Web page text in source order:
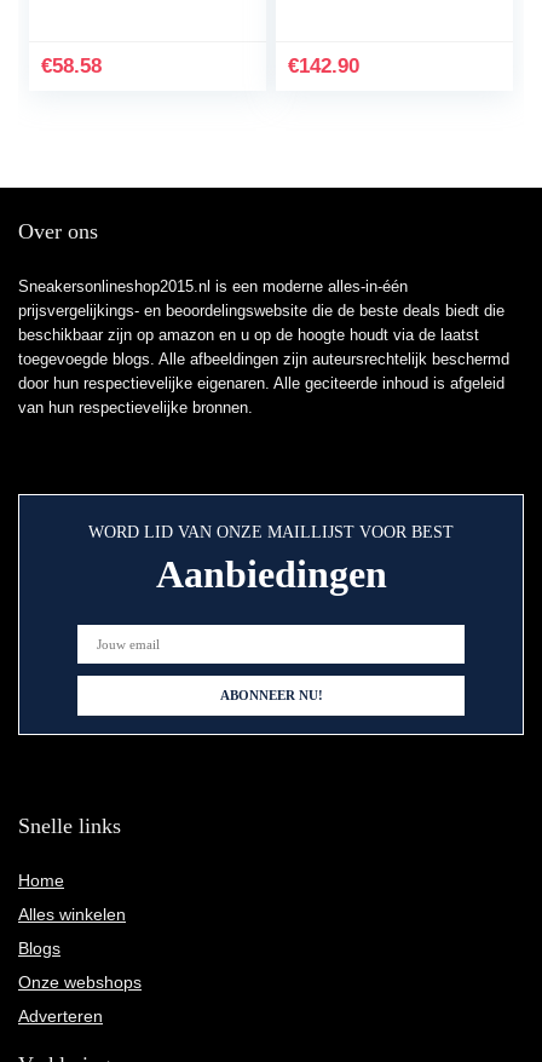
€58.58 €142.90
Over ons
Sneakersonlineshop2015.nl is een moderne alles-in-één
prijsvergelijkings- en beoordelingswebsite die de beste deals biedt die
beschikbaar zijn op amazon en u op de hoogte houdt via de laatst
toegevoegde blogs. Alle afbeeldingen zijn auteursrechtelijk beschermd
door hun respectievelijke eigenaren. Alle geciteerde inhoud is afgeleid
van hun respectievelijke bronnen.
WORD LID VAN ONZE MAILLIJST VOOR BEST
Aanbiedingen
Snelle links
Home
Alles winkelen
Blogs
Onze webshops
Adverteren